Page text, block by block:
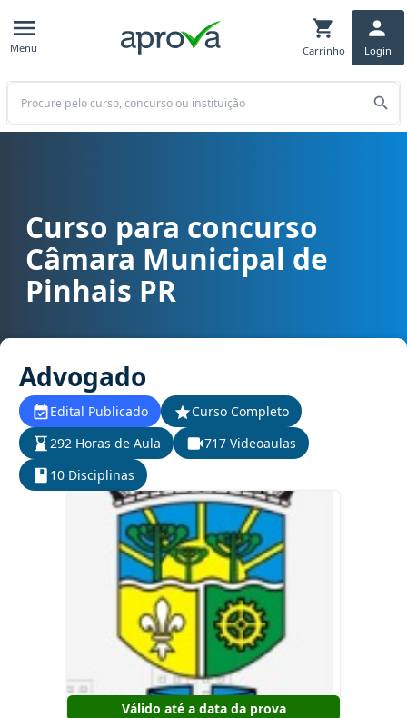
Menu Carrinho Login
Buscar
Curso para concurso Câmara Municipal de Pinhais PR cargo
Curso para concurso
Câmara Municipal de
Pinhais PR
Advogado
Edital Publicado
Curso Completo
292 Horas de Aula
717 Videoaulas
10 Disciplinas
Válido até a data da prova